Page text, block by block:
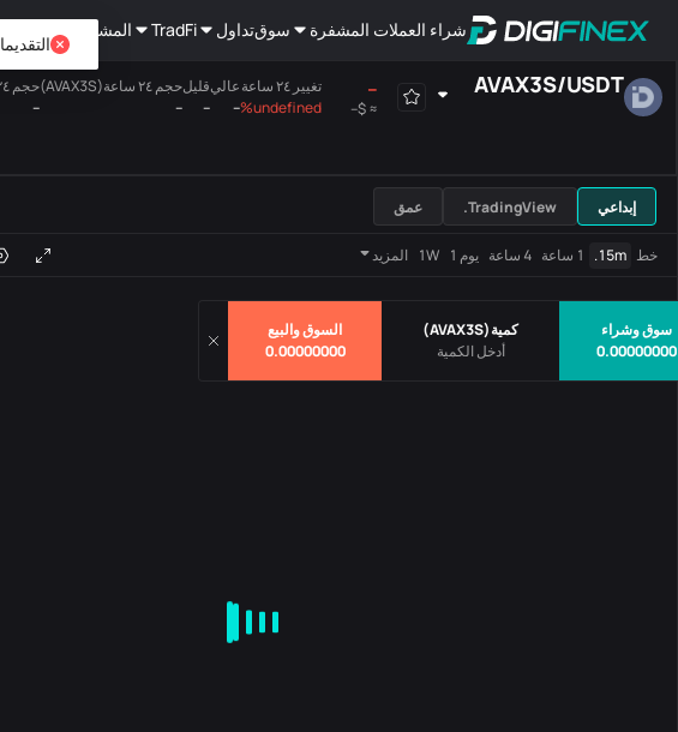
شراء العملات المشفرة سوقتداول TradFi المشتقات
سوق وشراء
0.00000000
كمية(
AVAX3S
)
السوق والبيع
0.00000000
AVAX3S/USDT
--
≈
$--
تغيير ٢٤ ساعة
undefined%
عالي
--
قليل
--
حجم ٢٤ ساعة(AVAX3S)
--
حجم ٢٤ ساعة(USDT)
--
الجميع اللوحة الرئيسية
أزواج
إبداعي TradingView. عمق
خط 15m. 1 ساعة 4 ساعة يوم 1 1W المزيد